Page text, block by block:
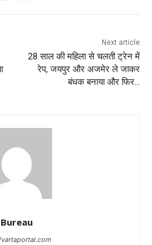
Next article
28 साल की महिला से चलती ट्रेन में
रेप, जयपुर और अजमेर ले जाकर
बंधक बनाया और फिर…
Bureau